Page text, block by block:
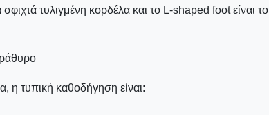
τυλιγμένη κορδέλα και το L-shaped foot
η τυπική καθοδήγηση είναι: